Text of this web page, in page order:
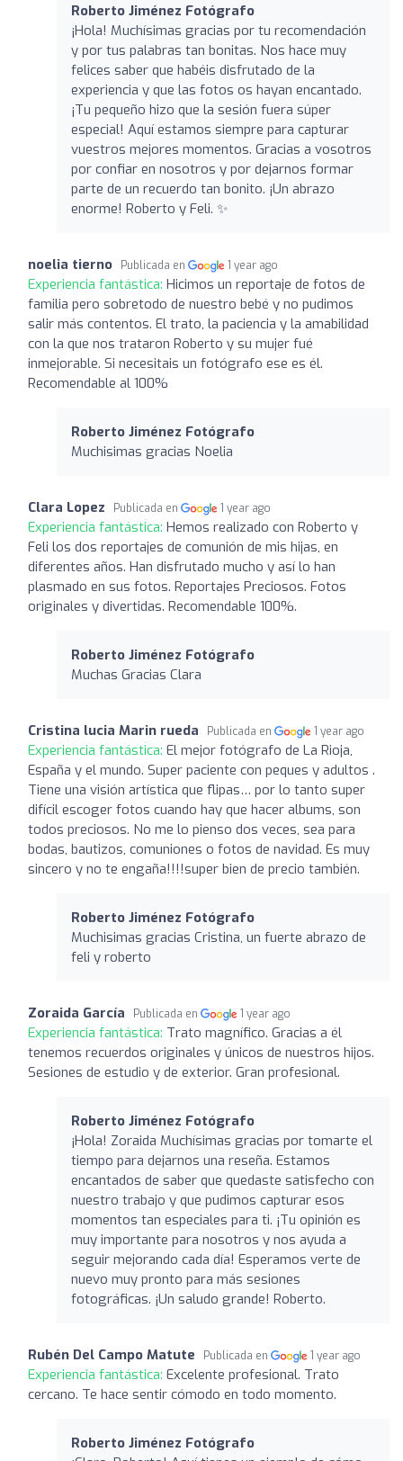
Roberto Jiménez Fotógrafo
¡Hola! Muchísimas gracias por tu recomendación
y por tus palabras tan bonitas. Nos hace muy
felices saber que habéis disfrutado de la
experiencia y que las fotos os hayan encantado.
¡Tu pequeño hizo que la sesión fuera súper
especial! Aquí estamos siempre para capturar
vuestros mejores momentos. Gracias a vosotros
por confiar en nosotros y por dejarnos formar
parte de un recuerdo tan bonito. ¡Un abrazo
enorme! Roberto y Feli. ✨
noelia tierno Publicada en 1 year ago
Experiencia fantástica: Hicimos un reportaje de fotos de
familia pero sobretodo de nuestro bebé y no pudimos
salir más contentos. El trato, la paciencia y la amabilidad
con la que nos trataron Roberto y su mujer fué
inmejorable. Si necesitais un fotógrafo ese es él.
Recomendable al 100%
Roberto Jiménez Fotógrafo
Muchisimas gracias Noelia
Clara Lopez Publicada en 1 year ago
Experiencia fantástica: Hemos realizado con Roberto y
Feli los dos reportajes de comunión de mis hijas, en
diferentes años. Han disfrutado mucho y así lo han
plasmado en sus fotos. Reportajes Preciosos. Fotos
originales y divertidas. Recomendable 100%.
Roberto Jiménez Fotógrafo
Muchas Gracias Clara
Cristina lucia Marin rueda Publicada en 1 year ago
Experiencia fantástica: El mejor fotógrafo de La Rioja,
España y el mundo. Super paciente con peques y adultos .
Tiene una visión artística que flipas… por lo tanto super
difícil escoger fotos cuando hay que hacer albums, son
todos preciosos. No me lo pienso dos veces, sea para
bodas, bautizos, comuniones o fotos de navidad. Es muy
sincero y no te engaña!!!!super bien de precio también.
Roberto Jiménez Fotógrafo
Muchisimas gracias Cristina, un fuerte abrazo de
feli y roberto
Zoraida García Publicada en 1 year ago
Experiencia fantástica: Trato magnífico. Gracias a él
tenemos recuerdos originales y únicos de nuestros hijos.
Sesiones de estudio y de exterior. Gran profesional.
Roberto Jiménez Fotógrafo
¡Hola! Zoraida Muchísimas gracias por tomarte el
tiempo para dejarnos una reseña. Estamos
encantados de saber que quedaste satisfecho con
nuestro trabajo y que pudimos capturar esos
momentos tan especiales para ti. ¡Tu opinión es
muy importante para nosotros y nos ayuda a
seguir mejorando cada día! Esperamos verte de
nuevo muy pronto para más sesiones
fotográficas. ¡Un saludo grande! Roberto.
Rubén Del Campo Matute Publicada en 1 year ago
Experiencia fantástica: Excelente profesional. Trato
cercano. Te hace sentir cómodo en todo momento.
Roberto Jiménez Fotógrafo